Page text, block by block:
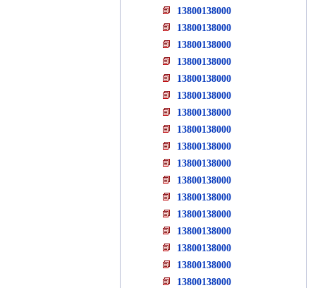
13800138000
13800138000
13800138000
13800138000
13800138000
13800138000
13800138000
13800138000
13800138000
13800138000
13800138000
13800138000
13800138000
13800138000
13800138000
13800138000
13800138000